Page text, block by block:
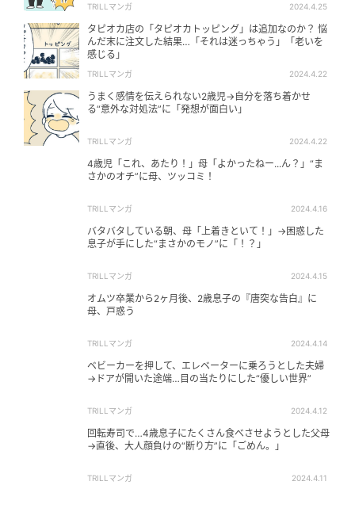
TRILLマンガ 2024.4.25
タピオカ店の「タピオカトッピング」は追加なのか？ 悩
んだ末に注文した結果…「それは迷っちゃう」「老いを
感じる」
TRILLマンガ 2024.4.22
うまく感情を伝えられない2歳児→自分を落ち着かせ
る“意外な対処法”に「発想が面白い」
TRILLマンガ 2024.4.22
4歳児「これ、あたり！」母「よかったねー...ん？」“ま
さかのオチ”に母、ツッコミ！
TRILLマンガ 2024.4.16
バタバタしている朝、母「上着きといて！」→困惑した
息子が手にした“まさかのモノ”に「！？」
TRILLマンガ 2024.4.15
オムツ卒業から2ヶ月後、2歳息子の『唐突な告白』に
母、戸惑う
TRILLマンガ 2024.4.14
ベビーカーを押して、エレベーターに乗ろうとした夫婦
→ドアが開いた途端…目の当たりにした“優しい世界”
TRILLマンガ 2024.4.12
回転寿司で…4歳息子にたくさん食べさせようとした父母
→直後、大人顔負けの“断り方”に「ごめん。」
TRILLマンガ 2024.4.11